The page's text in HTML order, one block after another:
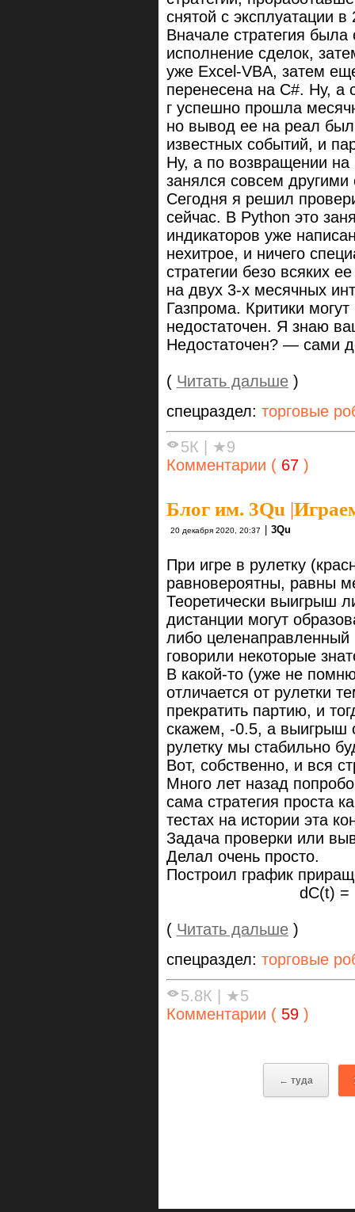
снятой с эксплуатации в
Вначале стратегия
исполнение сделок,
уже Excel-VBA, затем
перенесена на C#. Ну, а
г успешно прошла
но вывод ее на реал
известных событий, и
Ну, а по возвращении
занялся совсем другими
Сегодня я решил
сейчас. В Python это
индикаторов уже
нехитрое, и ничего
стратегии безо всяких
на двух 3-х месячных
Газпрома. Критики
недостаточен. Я знаю
Недостаточен? — сами
( Читать дальше )
спецраздел: торговые
5К
★9
Комментарии ( 67 )
Блог им. 3Qu |
20 декабря 2020, 20:37 3Qu
При игре в рулетку
равновероятны, равны
Теоретически выигрыш
дистанции могут
либо
говорили некоторые
В какой-то (уже не
отличается от рулетки
прекратить партию, и
скажем, -0.5, а выигрыш
рулетку мы стабильно
Вот, собственно, и вся
Много лет назад
сама стратегия проста
тестах на истории эта
Задача проверки или
Делал очень просто.
Построил график
dC(t) = C(t)
( Читать дальше )
спецраздел: торговые
5.8К
★5
Комментарии ( 59 )
← туда